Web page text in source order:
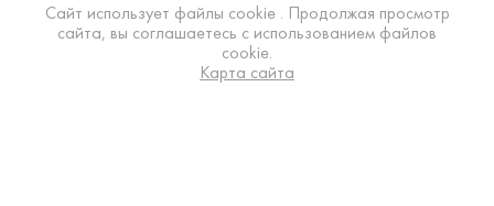
Сайт использует файлы cookie . Продолжая просмотр
сайта, вы соглашаетесь с использованием файлов
cookie.
Карта сайта